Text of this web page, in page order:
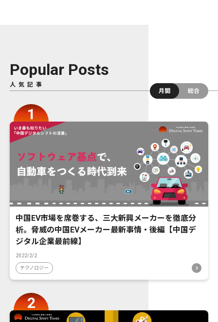
Popular Posts
人気記事
月間
総合
中国EV市場を席巻する、三大新興メーカーを徹底分
析。脅威の中国EVメーカー最新事情・後編【中国デ
ジタル企業最前線】
2022/2/2
テクノロジー